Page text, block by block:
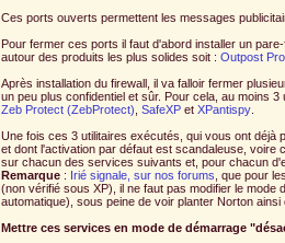
Ces ports ouverts permettent les messages
Pour fermer ces ports il faut d'abord installer un
autour des produits les plus solides soit : Outpost Pro
Après installation du firewall, il va falloir fermer
un peu plus confidentiel et sûr. Pour cela, au moins
Zeb Protect (ZebProtect), SafeXP et XPantispy.
Une fois ces 3 utilitaires exécutés, qui vous ont
et dont l'activation par défaut est scandaleuse, voire
sur chacun des services suivants et, pour chacun
Remarque : Irié signale, sur nos forums, que pour
(non vérifié sous XP), il ne faut pas modifier le
automatique), sous peine de voir planter Norton ainsi
Mettre ces services en mode de démarrage